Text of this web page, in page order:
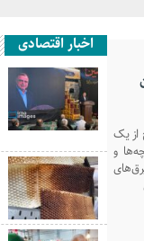
صبح از یک
و
اخبار اقتصادی